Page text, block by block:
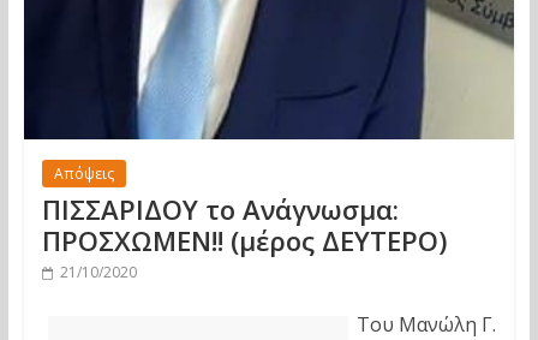
Απόψεις
ΠΙΣΣΑΡΙΔΟΥ το Ανάγνωσμα:
ΠΡΟΣΧΩΜΕΝ!! (μέρος ΔΕΥΤΕΡΟ)
21/10/2020
Του Μανώλη Γ.